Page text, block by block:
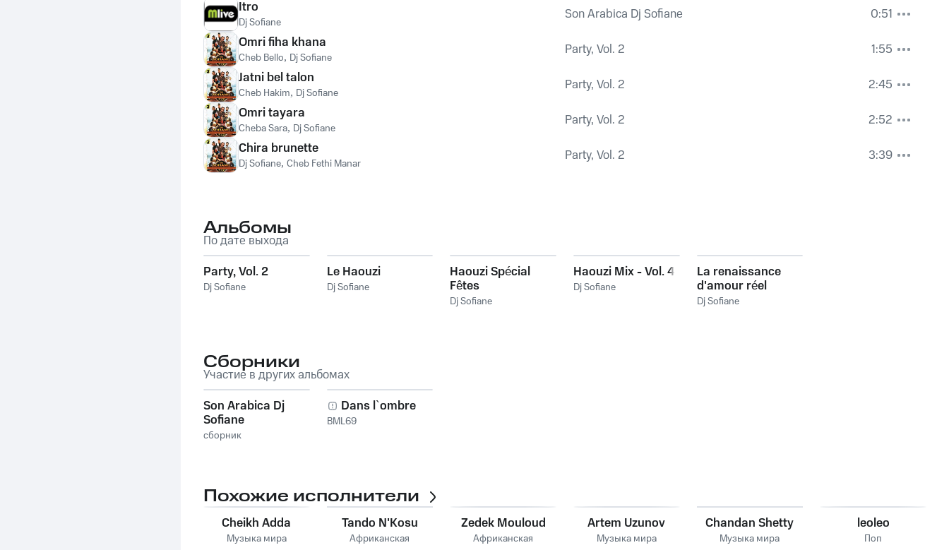
Itro
Dj Sofiane Son Arabica Dj Sofiane
0:51
Omri fiha khana
Cheb Bello, Dj Sofiane Party, Vol. 2
1:55
Jatni bel talon
Cheb Hakim, Dj Sofiane Party, Vol. 2
2:45
Omri tayara
Cheba Sara, Dj Sofiane Party, Vol. 2
2:52
Chira brunette
Dj Sofiane, Cheb Fethi Manar Party, Vol. 2 3:39
Альбомы
По дате выхода
Party, Vol. 2
Dj Sofiane
Le Haouzi
Dj Sofiane
Haouzi Spécial
Fêtes
Dj Sofiane
Haouzi Mix - Vol. 4
Dj Sofiane
La renaissance
d'amour réel
Dj Sofiane
Сборники
Участие в других альбомах
Son Arabica Dj
Sofiane
сборник
Dans l`ombre
BML69
Похожие исполнители
Cheikh Adda
Музыка мира
Tando N'Kosu
Африканская
Zedek Mouloud
Африканская
Artem Uzunov
Музыка мира
Chandan Shetty
Музыка мира
leoleo
Поп